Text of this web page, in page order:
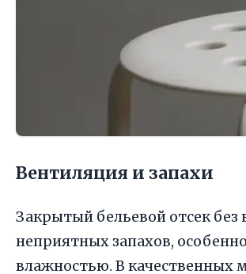
Вентиляция и запахи
Закрытый бельевой отсек
неприятных запахов,
влажностью. В качественных